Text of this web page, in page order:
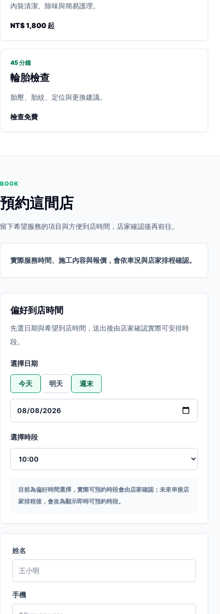
內裝清潔、除味與簡易護理。
NT$ 1,800 起
45 分鐘
輪胎檢查
胎壓、胎紋、定位與更換建議。
檢查免費
BOOK
預約這間店
留下希望服務的項目與方便到店時間，店家確認後再前往。
實際服務時間、施工內容與報價，會依車況與店家排程確認。
偏好到店時間
先選日期與希望到店時間，送出後由店家確認實際可安排時
段。
選擇日期
今天 明天 週末
選擇時段
目前為偏好時間選擇，實際可預約時段會由店家確認；未來串接店
家排程後，會改為顯示即時可預約時段。
姓名
手機